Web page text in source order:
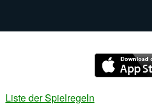
Liste der Spielregeln